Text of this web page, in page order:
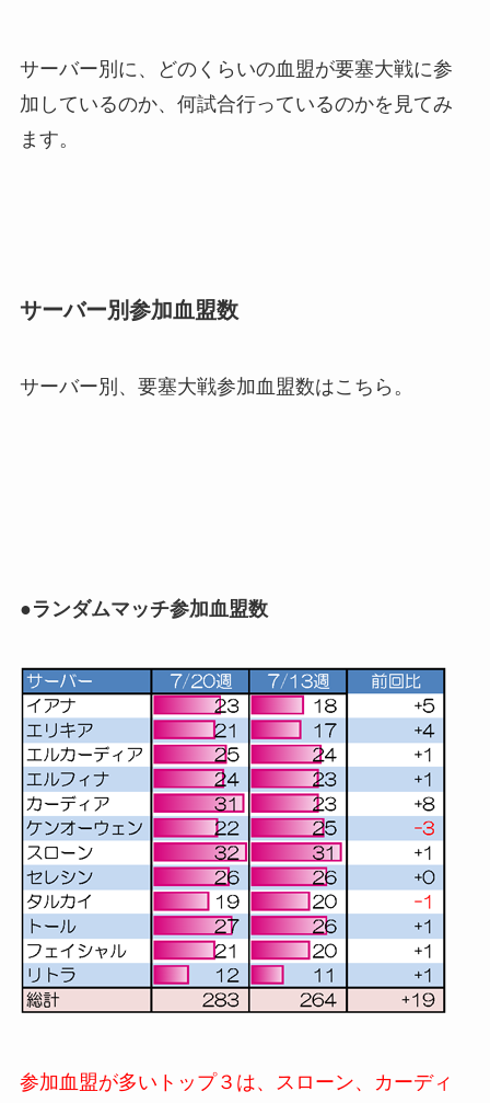
サーバー別に、どのくらいの血盟が要塞大戦に参
加しているのか、何試合行っているのかを見てみ
ます。
サーバー別参加血盟数
サーバー別、要塞大戦参加血盟数はこちら。
●ランダムマッチ参加血盟数
参加血盟が多いトップ３は、スローン、カーディ